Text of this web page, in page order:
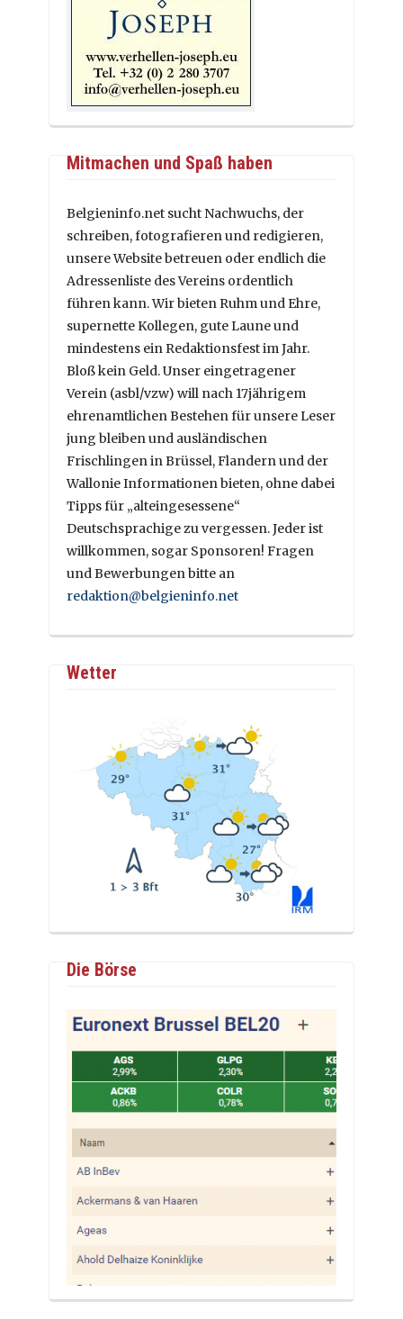
Mitmachen und Spaß haben
Belgieninfo.net sucht Nachwuchs, der
schreiben, fotografieren und redigieren,
unsere Website betreuen oder endlich die
Adressenliste des Vereins ordentlich
führen kann. Wir bieten Ruhm und Ehre,
supernette Kollegen, gute Laune und
mindestens ein Redaktionsfest im Jahr.
Bloß kein Geld. Unser eingetragener
Verein (asbl/vzw) will nach 17jährigem
ehrenamtlichen Bestehen für unsere Leser
jung bleiben und ausländischen
Frischlingen in Brüssel, Flandern und der
Wallonie Informationen bieten, ohne dabei
Tipps für „alteingesessene“
Deutschsprachige zu vergessen. Jeder ist
willkommen, sogar Sponsoren! Fragen
und Bewerbungen bitte an
redaktion@belgieninfo.net
Wetter
Die Börse